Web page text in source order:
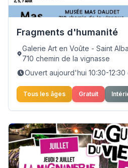
Fragments d'humanité
Galerie Art en Voûte - Saint
710 chemin de la vignasse
Ouvert aujourd'hui 10:30-12:30
Tous les âges Gratuit